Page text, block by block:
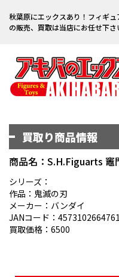
秋葉原にエックスあり！フィギュ
の販売、買取は当店にお任せ下さ
イベント情報
宅配買取のご案内
DELIVERY PURCHASE
買取お申し込み
ASSESSMENT
買取り商品情報
商品名：S.H.Figuarts 竈
シリーズ：
作品：鬼滅の刃
メーカー：バンダイ
JANコード：4573102664761
買取価格：6500